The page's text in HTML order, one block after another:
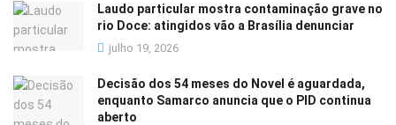
Laudo particular mostra contaminação grave no
rio Doce: atingidos vão a Brasília denunciar
julho 19, 2026
Decisão dos 54 meses do Novel é aguardada,
enquanto Samarco anuncia que o PID continua
aberto